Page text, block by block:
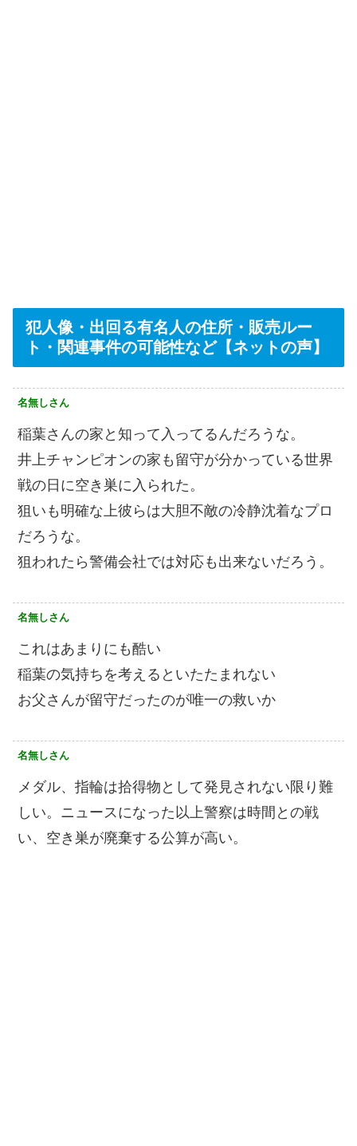
犯人像・出回る有名人の住所・販売ルー
ト・関連事件の可能性など【ネットの声】
名無しさん
稲葉さんの家と知って入ってるんだろうな。
井上チャンピオンの家も留守が分かっている世界
戦の日に空き巣に入られた。
狙いも明確な上彼らは大胆不敵の冷静沈着なプロ
だろうな。
狙われたら警備会社では対応も出来ないだろう。
名無しさん
これはあまりにも酷い
稲葉の気持ちを考えるといたたまれない
お父さんが留守だったのが唯一の救いか
名無しさん
メダル、指輪は拾得物として発見されない限り難
しい。ニュースになった以上警察は時間との戦
い、空き巣が廃棄する公算が高い。